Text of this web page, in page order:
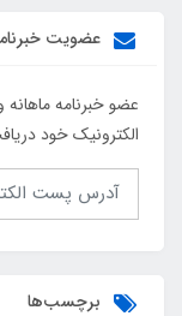
عضویت
عضو خبرنامه
الکترونیک خود
برچسب‌ها